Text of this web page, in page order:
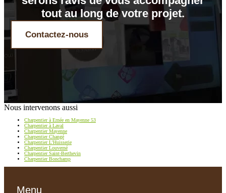
tout au long de votre projet.
Contactez-nous
Nous intervenons aussi
Charpentier à Ernée en Mayenne 53
Charpentier à Laval
Charpentier Mayenne
Charpentier Changé
Charpentier L’Huisserie
Charpentier Louverné
Charpentier Saint-Berthevin
Charpentier Bonchamp
Menu